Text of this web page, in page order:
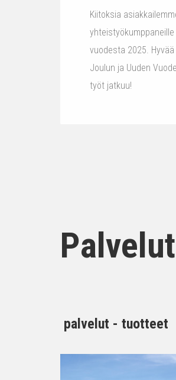
Kiitoksia
vuodesta 2025.
Joulun ja Uuden
työt jatkuu!
Palvelut
palvelut - tuotteet